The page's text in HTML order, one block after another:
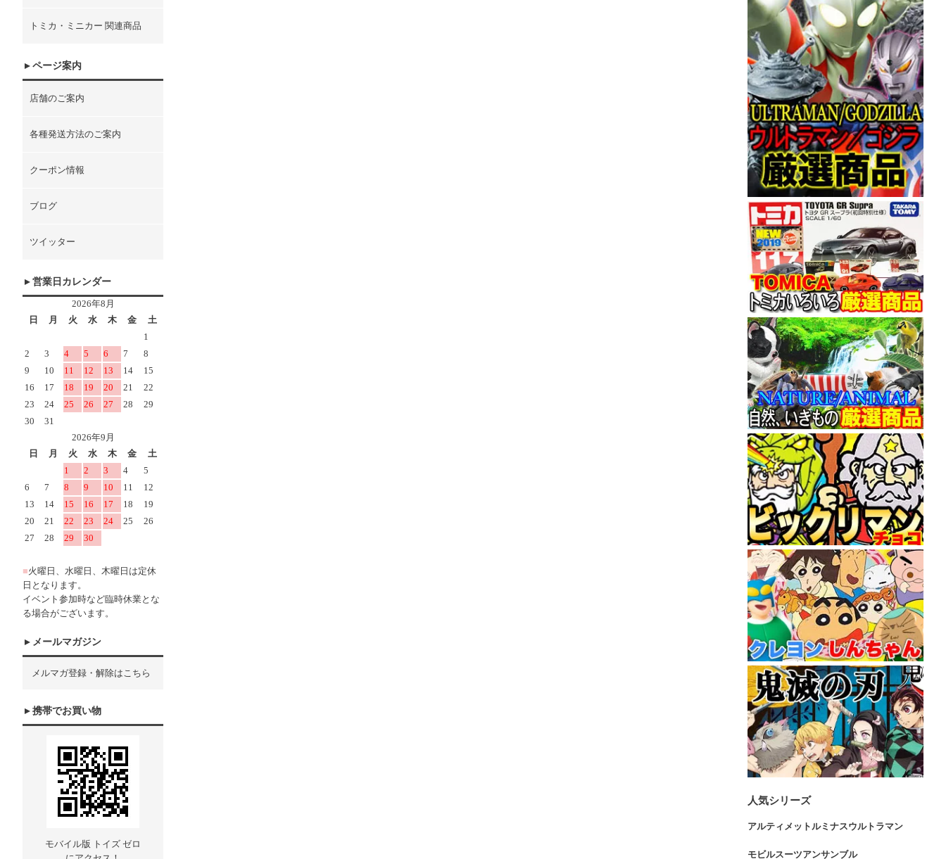
トミカ・ミニカー 関連商品
ページ案内
店舗のご案内
各種発送方法のご案内
クーポン情報
ブログ
ツイッター
営業日カレンダー
■火曜日、水曜日、木曜日は定休
日となります。
イベント参加時など臨時休業とな
る場合がございます。
メールマガジン
メルマガ登録・解除はこちら
携帯でお買い物
モバイル版 トイズ ゼロ
人気シリーズ
アルティメットルミナスウルトラマン
モビルスーツアンサンブル